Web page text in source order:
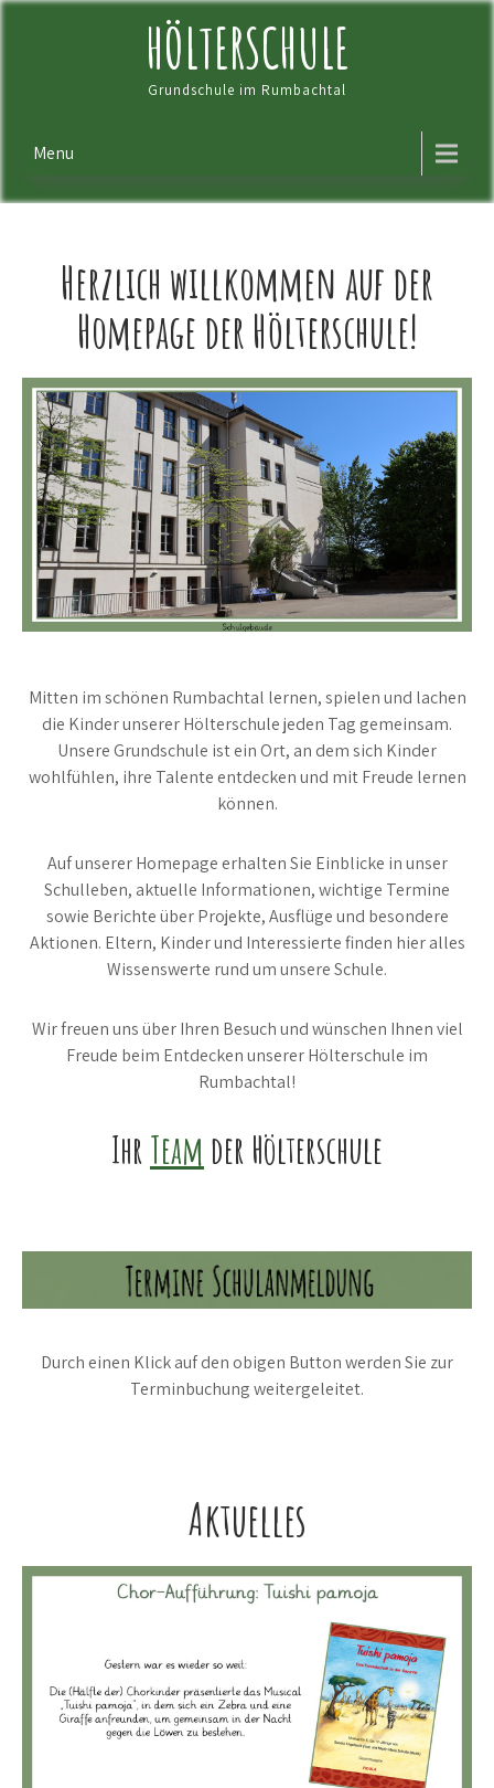
Skip
HÖLTERSCHULE
Grundschule im Rumbachtal
Menu
Herzlich willkommen auf der
Homepage der Hölterschule!
Mitten im schönen Rumbachtal lernen, spielen und lachen
die Kinder unserer Hölterschule jeden Tag gemeinsam.
Unsere Grundschule ist ein Ort, an dem sich Kinder
wohlfühlen, ihre Talente entdecken und mit Freude lernen
können.
Auf unserer Homepage erhalten Sie Einblicke in unser
Schulleben, aktuelle Informationen, wichtige Termine
sowie Berichte über Projekte, Ausflüge und besondere
Aktionen. Eltern, Kinder und Interessierte finden hier alles
Wissenswerte rund um unsere Schule.
Wir freuen uns über Ihren Besuch und wünschen Ihnen viel
Freude beim Entdecken unserer Hölterschule im
Rumbachtal!
Ihr Team der Hölterschule
Durch einen Klick auf den obigen Button werden Sie zur
Terminbuchung weitergeleitet.
Aktuelles